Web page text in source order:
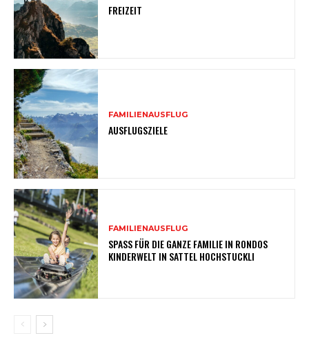
FREIZEIT
FAMILIENAUSFLUG
AUSFLUGSZIELE
FAMILIENAUSFLUG
SPASS FÜR DIE GANZE FAMILIE IN RONDOS
KINDERWELT IN SATTEL HOCHSTUCKLI